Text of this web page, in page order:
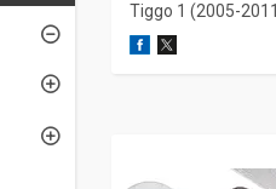
Tiggo 1 (2005-